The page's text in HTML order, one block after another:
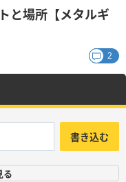
と場所【メタルギ
2
書き込む
る